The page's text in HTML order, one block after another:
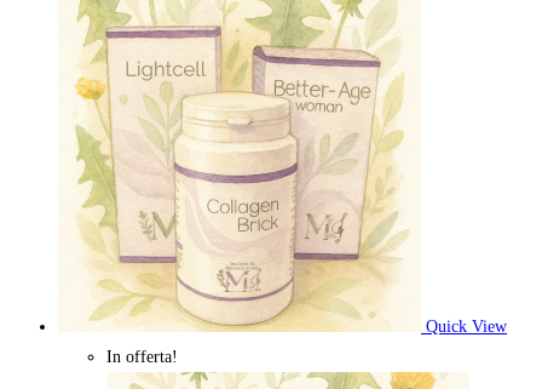
Quick View
In offerta!